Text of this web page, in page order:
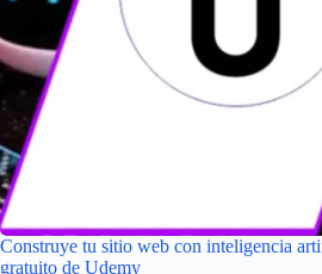
Construye tu sitio web con inteligencia
gratuito de Udemy